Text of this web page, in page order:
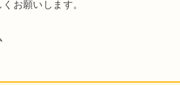
お願いします。